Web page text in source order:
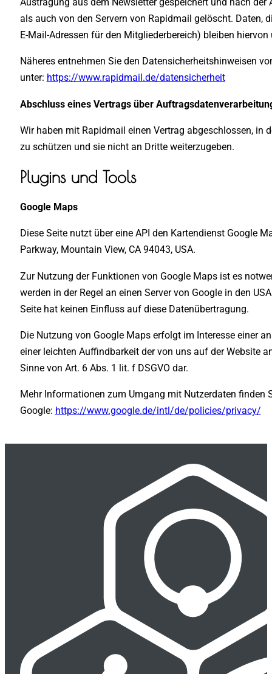
als auch von den Servern von Rapidmail gelöscht. Daten,
E-Mail-Adressen für den Mitgliederbereich) bleiben hiervon
Näheres entnehmen Sie den Datensicherheitshinweisen
unter: https://www.rapidmail.de/datensicherheit
Abschluss eines Vertrags über
Wir haben mit Rapidmail einen Vertrag abgeschlossen, in
zu schützen und sie nicht an Dritte weiterzugeben.
Plugins und Tools
Google Maps
Diese Seite nutzt über eine API den Kartendienst Google
Parkway, Mountain View, CA 94043, USA.
Zur Nutzung der Funktionen von Google Maps ist es
werden in der Regel an einen Server von Google in den
Seite hat keinen Einfluss auf diese Datenübertragung.
Die Nutzung von Google Maps erfolgt im Interesse einer
einer leichten Auffindbarkeit der von uns auf der Website
Sinne von Art. 6 Abs. 1 lit. f DSGVO dar.
Mehr Informationen zum Umgang mit Nutzerdaten finden
Google: https://www.google.de/intl/de/policies/privacy/